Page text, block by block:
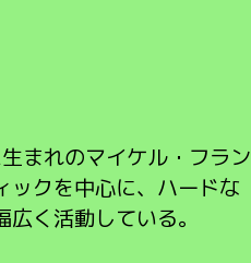
まれのマイケル・フラン
ックを中心に、ハードな
く活動している。